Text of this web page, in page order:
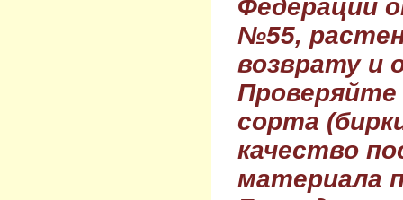
Федерации
№55,
возврату и
Проверяйте
сорта
качество
материала